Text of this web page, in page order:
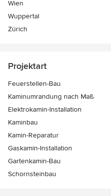
Wien
Wuppertal
Zürich
Projektart
Feuerstellen-Bau
Kaminumrandung nach Maß
Elektrokamin-Installation
Kaminbau
Kamin-Reparatur
Gaskamin-Installation
Gartenkamin-Bau
Schornsteinbau